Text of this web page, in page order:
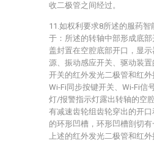
收二极管之间经过。
11.如权利要求8所述的服药
于：所述的转轴中部形成底
盖封置在空腔底部开口，显
源、振动感应开关、驱动装
开关的红外发光二极管和红
Wi-Fi同步按键开关、Wi-Fi信
灯/报警指示灯露出转轴的空
有减速齿轮组齿轮穿出的开
的环形凹槽，环形凹槽剖切
上述的红外发光二极管和红